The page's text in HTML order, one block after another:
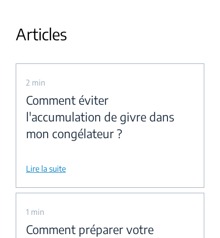
Articles
2 min
Comment éviter
l'accumulation de givre dans
mon congélateur ?
Lire la suite
1 min
Comment préparer votre